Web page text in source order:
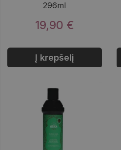
296ml
19,90 €
Į krepšelį